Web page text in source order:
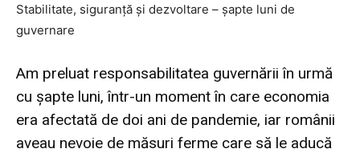
Stabilitate, siguranță și dezvoltare – șapte luni de
guvernare
Am preluat responsabilitatea guvernării în urmă
cu șapte luni, într-un moment în care economia
era afectată de doi ani de pandemie, iar românii
aveau nevoie de măsuri ferme care să le aducă